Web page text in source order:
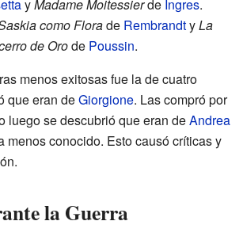
yMadame Moitessierde Ingres.
como Florade RembrandtyLa
de Orode Poussin.
menos exitosas fue la de cuatro
que eran deGiorgione. Las compró por
luego se descubrió que eran deAndrea
menos conocido. Esto causó críticas y
la Guerra